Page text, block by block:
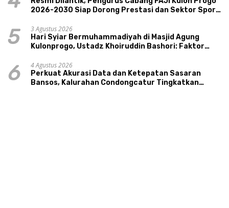
2026-2030 Siap Dorong Prestasi dan Sektor Sport
5
3 Agustus 2026
Hari Syiar Bermuhammadiyah di Masjid Agung
Kulonprogo, Ustadz Khoiruddin Bashori: Faktor
6
4 Agustus 2026
Perkuat Akurasi Data dan Ketepatan Sasaran
Bansos, Kalurahan Condongcatur Tingkatkan